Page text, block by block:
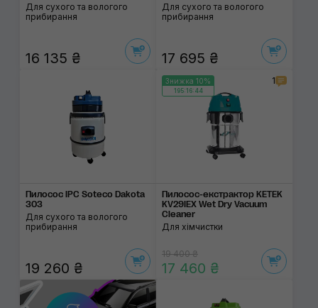
Для сухого та вологого
прибирання
16 135 ₴
Для сухого та вологого
прибирання
17 695 ₴
Пилосос IPC Soteco Dakota
303
Для сухого та вологого
прибирання
19 260 ₴
Знижка 10%
195:16:44
1
Пилосос-екстрактор KETEK
KV29IEX Wet Dry Vacuum
Cleaner
Для хімчистки
19 400 ₴
17 460 ₴